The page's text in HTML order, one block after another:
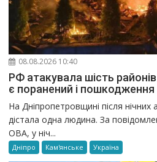
08.08.2026 10:40
РФ атакувала шість
є поранений і пошкодження
На Дніпропетровщині після
дістала одна людина. За
ОВА, у ніч...
Дніпро Кам'янське Україна